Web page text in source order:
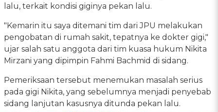
lalu, terkait kondisi giginya pekan lalu.
"‎Kemarin itu saya ditemani tim dari JPU melakukan
pengobatan di rumah sakit, tepatnya ke dokter gigi,"
ujar salah satu anggota dari tim kuasa hukum Nikita
Mirzani yang dipimpin Fahmi Bachmid di sidang.
Pemeriksaan tersebut menemukan masalah serius
pada gigi Nikita, yang sebelumnya menjadi penyebab
sidang lanjutan kasusnya ditunda pekan lalu.